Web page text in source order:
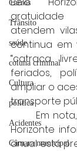
Carros
Trânsito
saúde
coluna criminal
Cultura
politica
Acidentes
Câmara municipal
atendem
continua
“catraca
feriados,
ampliar o
transporte
Horizonte
anual está